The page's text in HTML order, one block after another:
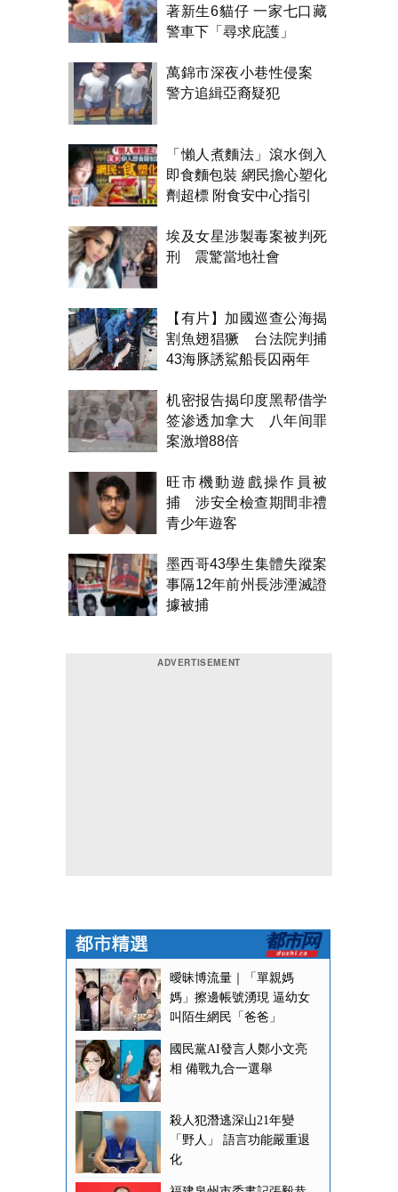
著新生6貓仔 一家七口藏
警車下「尋求庇護」
萬錦市深夜小巷性侵案
警方追緝亞裔疑犯
「懶人煮麵法」滾水倒入
即食麵包裝 網民擔心塑化
劑超標 附食安中心指引
埃及女星涉製毒案被判死
刑 震驚當地社會
【有片】加國巡查公海揭
割魚翅猖獗 台法院判捕
43海豚誘鯊船長囚兩年
机密报告揭印度黑帮借学
签渗透加拿大 八年间罪
案激增88倍
旺市機動遊戲操作員被
捕 涉安全檢查期間非禮
青少年遊客
墨西哥43學生集體失蹤案
事隔12年前州長涉湮滅證
據被捕